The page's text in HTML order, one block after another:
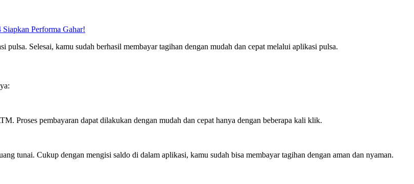
Performa Gahar!
Selesai, kamu sudah berhasil membayar tagihan dengan mudah dan cepat melalui aplikasi pulsa.
Proses pembayaran dapat dilakukan dengan mudah dan cepat hanya dengan beberapa kali klik.
tunai. Cukup dengan mengisi saldo di dalam aplikasi, kamu sudah bisa membayar tagihan dengan aman dan nyaman.